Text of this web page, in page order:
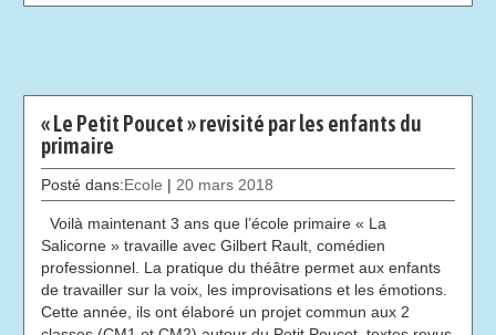
« Le Petit Poucet » revisité par les enfants du
primaire
Posté dans:Ecole | 20 mars 2018
Voilà maintenant 3 ans que l’école primaire « La
Salicorne » travaille avec Gilbert Rault, comédien
professionnel. La pratique du théâtre permet aux enfants
de travailler sur la voix, les improvisations et les émotions.
Cette année, ils ont élaboré un projet commun aux 2